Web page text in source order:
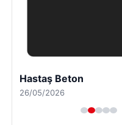
Hastaş Beton
26/05/2026